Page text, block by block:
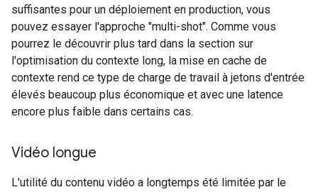
suffisantes pour un déploiement en production, vous
pouvez essayer l'approche "multi-shot". Comme vous
pourrez le découvrir plus tard dans la section sur
l'optimisation du contexte long, la mise en cache de
contexte rend ce type de charge de travail à jetons d'entrée
élevés beaucoup plus économique et avec une latence
encore plus faible dans certains cas.
Vidéo longue
L'utilité du contenu vidéo a longtemps été limitée par le